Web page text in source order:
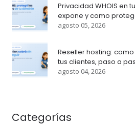
Privacidad WHOIS en
expone y como
agosto 05, 2026
Reseller hosting:
tus clientes, paso a
agosto 04, 2026
Categorías